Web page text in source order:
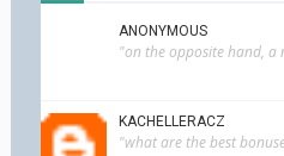
ANONYMOUS
"on the opposite hand,
KACHELLERACZ
"what are the best